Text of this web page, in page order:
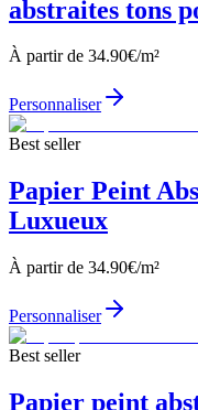
abstraites tons
À partir de 34.90€/m²
Personnaliser
Best seller
Papier Peint
Luxueux
À partir de 34.90€/m²
Personnaliser
Best seller
Papier peint